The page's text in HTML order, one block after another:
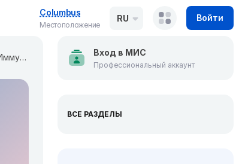
Columbus
Местоположение
RU Войти
Иммунная тромбоцитопения у детей. Клинические рекомендации МЗ России Вход в МИС
Профессиональный аккаунт
ВСЕ РАЗДЕЛЫ